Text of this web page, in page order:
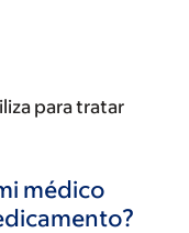
para tratar
médico